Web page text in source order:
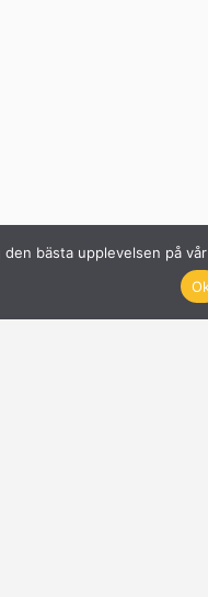
bästa upplevelsen på